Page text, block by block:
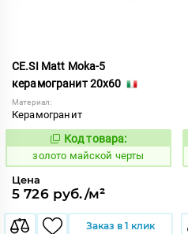
CE.SI Matt Moka-5
керамогранит 20x60
Материал:
Керамогранит
522120
Код товара:
золото майской черты
Цена
5 726 руб./м²
Заказ в 1 клик